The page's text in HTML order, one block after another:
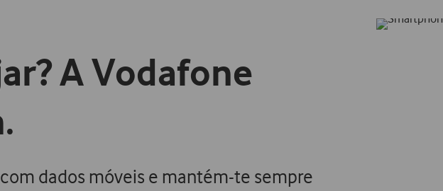
A Vodafone
dados móveis e mantém-te sempre